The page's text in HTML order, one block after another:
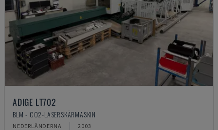
ADIGE LT702
BLM - CO2-LASERSKÄRMASKIN
NEDERLÄNDERNA 2003